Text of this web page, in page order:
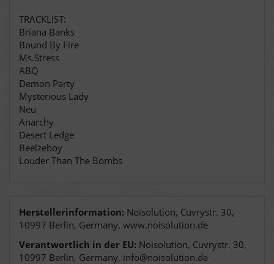
TRACKLIST:
Briana Banks
Bound By Fire
Ms.Stress
ABQ
Demon Party
Mysterious Lady
Neu
Anarchy
Desert Ledge
Beelzeboy
Louder Than The Bombs
Herstellerinformation: Noisolution, Cuvrystr. 30,
10997 Berlin, Germany, www.noisolution.de
Verantwortlich in der EU: Noisolution, Cuvrystr. 30,
10997 Berlin, Germany, info@noisolution.de